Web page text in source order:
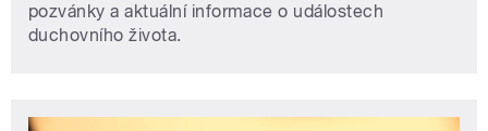
pozvánky a aktuální informace o událostech
duchovního života.